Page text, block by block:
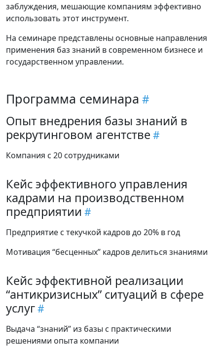
заблуждения, мешающие компаниям эффективно
использовать этот инструмент.
На семинаре представлены основные направления
применения баз знаний в современном бизнесе и
государственном управлении.
Программа семинара
Опыт внедрения базы знаний в
рекрутинговом агентстве
Компания с 20 сотрудниками
Кейс эффективного управления
кадрами на производственном
предприятии
Предприятие с текучкой кадров до 20% в год
Мотивация “бесценных” кадров делиться знаниями
Кейс эффективной реализации
“антикризисных” ситуаций в сфере
услуг
Выдача “знаний” из базы с практическими
решениями опыта компании